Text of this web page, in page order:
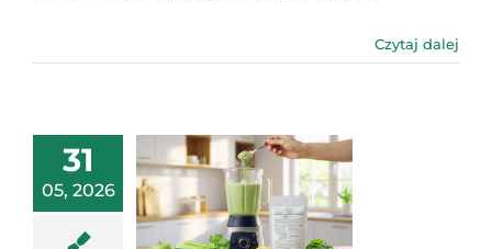
Czytaj dalej
31
05, 2026